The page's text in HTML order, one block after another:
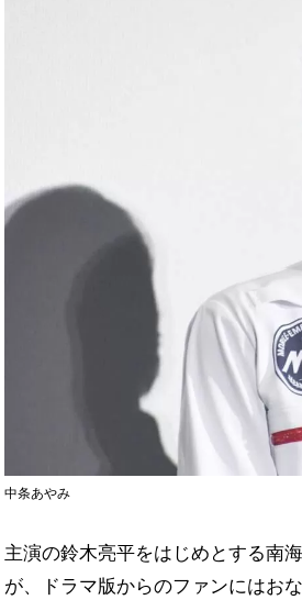
中条あやみ
主演の鈴木亮平をはじめとする南
が、ドラマ版からのファンにはお